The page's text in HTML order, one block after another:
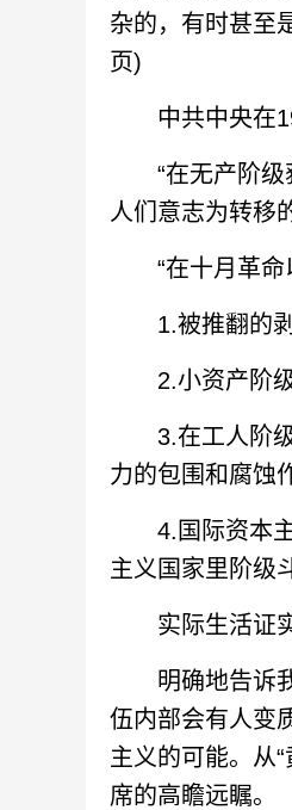
杂的，有时甚至
页)
中共中央在
“在无产阶级
人们意志为转移
“在十月革命
1.被推翻的剥
2.小资产阶级
3.在工人阶级
力的包围和腐蚀
4.国际资本主
主义国家里阶级
实际生活证实
明确地告诉我
伍内部会有人变
主义的可能。从
席的高瞻远瞩。